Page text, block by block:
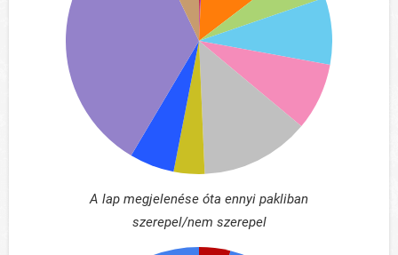
A lap megjelenése óta ennyi pakliban
szerepel/nem szerepel